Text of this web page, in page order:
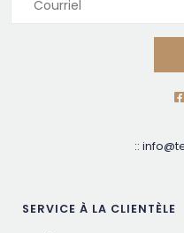
::
SERVICE À LA CLIENTÈLE